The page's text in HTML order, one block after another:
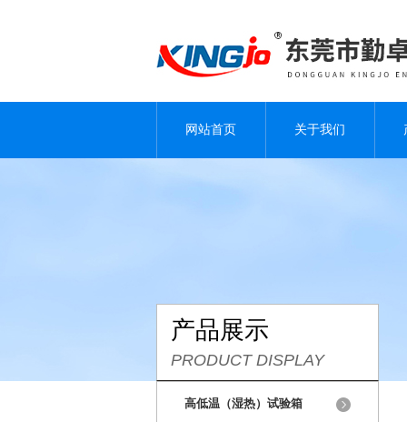
网站首页 关于我们
产品展示
PRODUCT DISPLAY
高低温（湿热）试验箱